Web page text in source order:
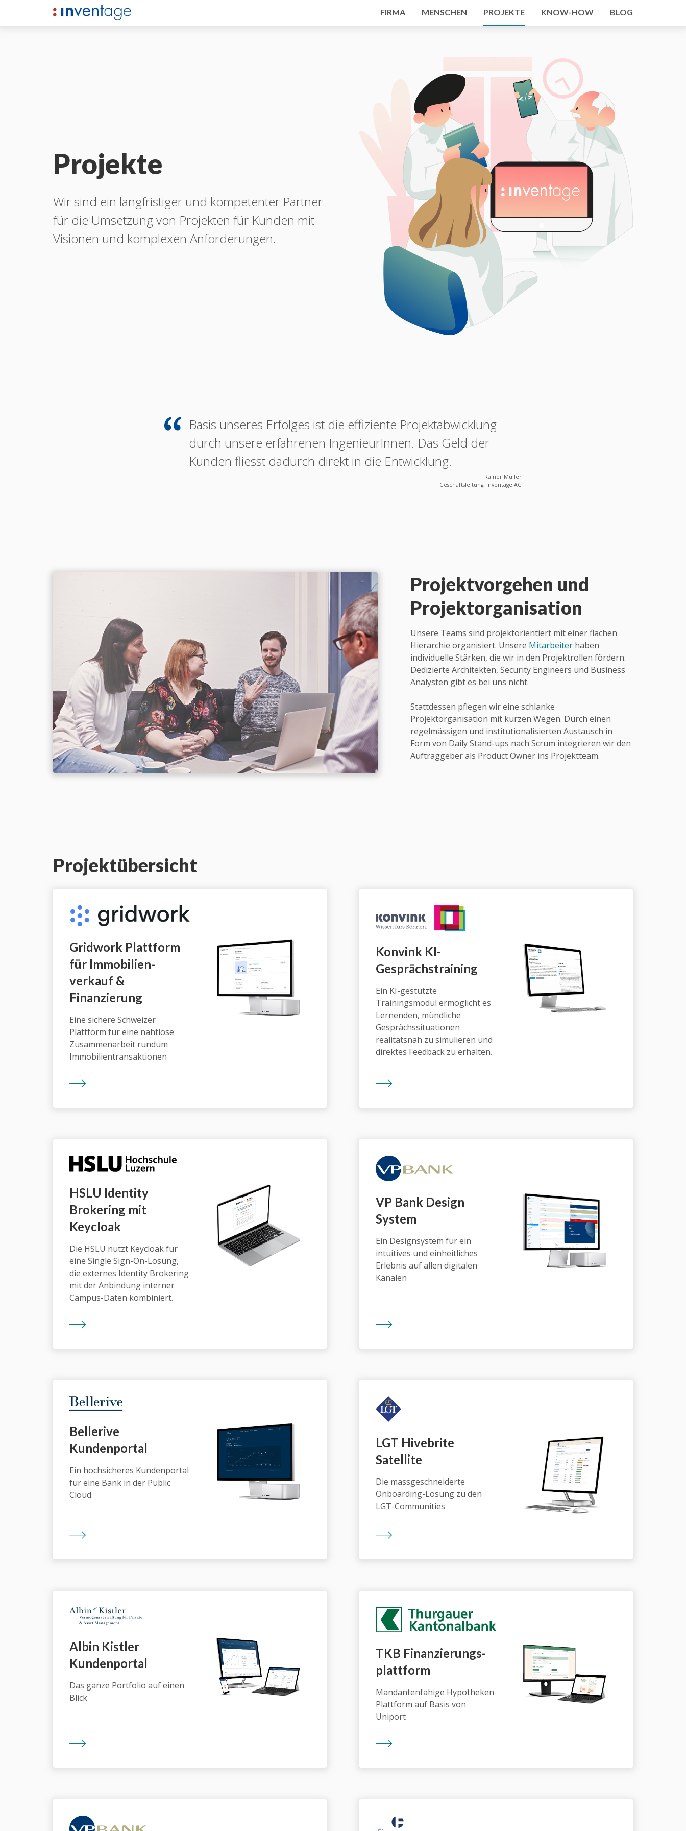
FIRMA MENSCHEN PROJEKTE KNOW-HOW BLOG
Projekte
Wir sind ein langfristiger und kompetenter Partner
für die Umsetzung von Projekten für Kunden mit
Visionen und komplexen Anforderungen.
Basis unseres Erfolges ist die effiziente Projektabwicklung
durch unsere erfahrenen IngenieurInnen. Das Geld der
Kunden fliesst dadurch direkt in die Entwicklung.
Rainer Müller
Geschäftsleitung, Inventage AG
Projekt­vorgehen und
Projekt­organi­sation
Unsere Teams sind projektorientiert mit einer flachen
Hierarchie organisiert. Unsere Mitarbeiter haben
individuelle Stärken, die wir in den Projektrollen fördern.
Dedizierte Architekten, Security Engineers und Business
Analysten gibt es bei uns nicht.
Stattdessen pflegen wir eine schlanke
Projektorganisation mit kurzen Wegen. Durch einen
regelmässigen und institutionalisierten Austausch in
Form von Daily Stand-ups nach Scrum integrieren wir den
Auftraggeber als Product Owner ins Projektteam.
Projektübersicht
Gridwork Plattform
für Immobilien­
verkauf &
Finanzierung
Eine sichere Schweizer
Plattform für eine nahtlose
Zusammenarbeit rundum
Immobilientransaktionen
Konvink KI-
Gesprächstraining
Ein KI-gestützte
Trainingsmodul ermöglicht es
Lernenden, mündliche
Gesprächssituationen
realitätsnah zu simulieren und
direktes Feedback zu erhalten.
HSLU Identity
Brokering mit
Keycloak
Die HSLU nutzt Keycloak für
eine Single Sign-On-Lösung,
die externes Identity Brokering
mit der Anbindung interner
Campus-Daten kombiniert.
VP Bank Design
System
Ein Designsystem für ein
intuitives und einheitliches
Erlebnis auf allen digitalen
Kanälen
Bellerive
Kundenportal
Ein hochsicheres Kundenportal
für eine Bank in der Public
Cloud
LGT Hivebrite
Satellite
Die massgeschneiderte
Onboarding-Lösung zu den
LGT-Communities
Albin Kistler
Kundenportal
Das ganze Portfolio auf einen
Blick
TKB Finanzierungs­
plattform
Mandantenfähige Hypotheken
Plattform auf Basis von
Uniport